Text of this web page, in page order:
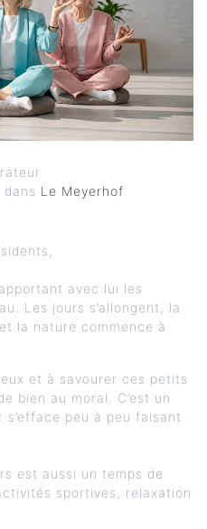
dans Le Meyerhof
avec lui les
Les jours s’allongent, la
la nature commence à
et à savourer ces petits
bien au moral. C’est un
s’efface peu à peu faisant
est aussi un temps de
sportives, relaxation